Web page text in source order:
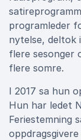
programleder
nytelse, deltok
flere sesonger
flere somre.
I 2017 sa hun
Hun har ledet
Feriestemning